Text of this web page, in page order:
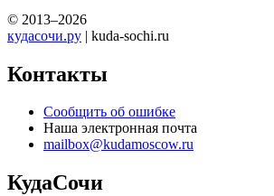
© 2013–2026
кудасочи.ру | kuda-sochi.ru
Контакты
Сообщить об ошибке
Наша электронная почта
mailbox@kudamoscow.ru
КудаСочи